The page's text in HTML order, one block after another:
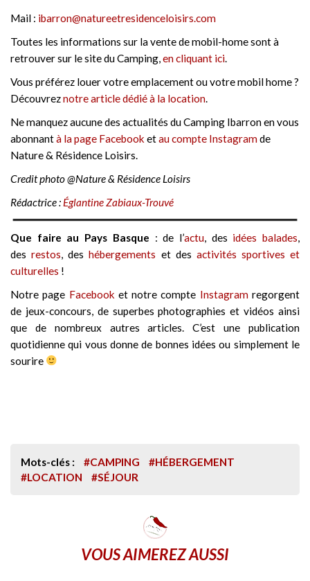
Mail : ibarron@natureetresidenceloisirs.com
Toutes les informations sur la vente de mobil-home sont à
retrouver sur le site du Camping,en cliquant ici.
Vous préférez louer votre emplacement ou votre mobil home ?
Découvreznotre article dédié à la location.
Ne manquez aucune des actualités du Camping Ibarron en vous
abonnantà la page Facebook etau compte Instagramde
Nature & Résidence Loisirs.
Credit photo @Nature & Résidence Loisirs
Rédactrice : Églantine Zabiaux-Trouvé
Que faire au Pays Basque : de l’actu, des idées balades,
desrestos, deshébergements et des activités sportives et
culturelles !
Notre page Facebook et notre compte Instagramregorgent
de jeux-concours, de superbes photographies et vidéos ainsi
que de nombreux autres articles. C’est une publication
quotidienne qui vous donne de bonnes idées ou simplement le
sourire
Mots-clés : #CAMPING
#HÉBERGEMENT
#LOCATION
#SÉJOUR
VOUS AIMEREZ AUSSI